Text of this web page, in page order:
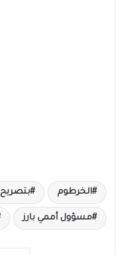
الخرطوم بتصريح
مسؤول أممي بارز